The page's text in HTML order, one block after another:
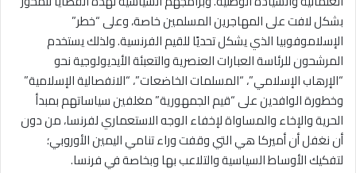
بشكل لافت على المهاجرين المسلمين خاصة، وعلى “خطر”
الإسلاموفوبيا الذي يشكل تحديًا للقيم الفرنسية. ولذلك يستخدم
المرشحون للرئاسة العبارات العنصرية والتعبئة الأيديولوجية نحو
“الإرهاب الإسلامي”، “المسلمات الخاضعات”، “الانفصالية الإسلامية”
وخطورة الوافدين على “قيم الجمهورية” مغلفين سياساتهم بمبدأ
الحرية والإخاء والمساواة لإخفاء الوجه الاستعماري لفرنسا، من دون
أن نغفل أن أميركا هي التي وقفت وراء تنامي اليمين الأوروبي؛
لتفكيك الأوساط السياسية والتلاعب بها وبخاصة في فرنسا.